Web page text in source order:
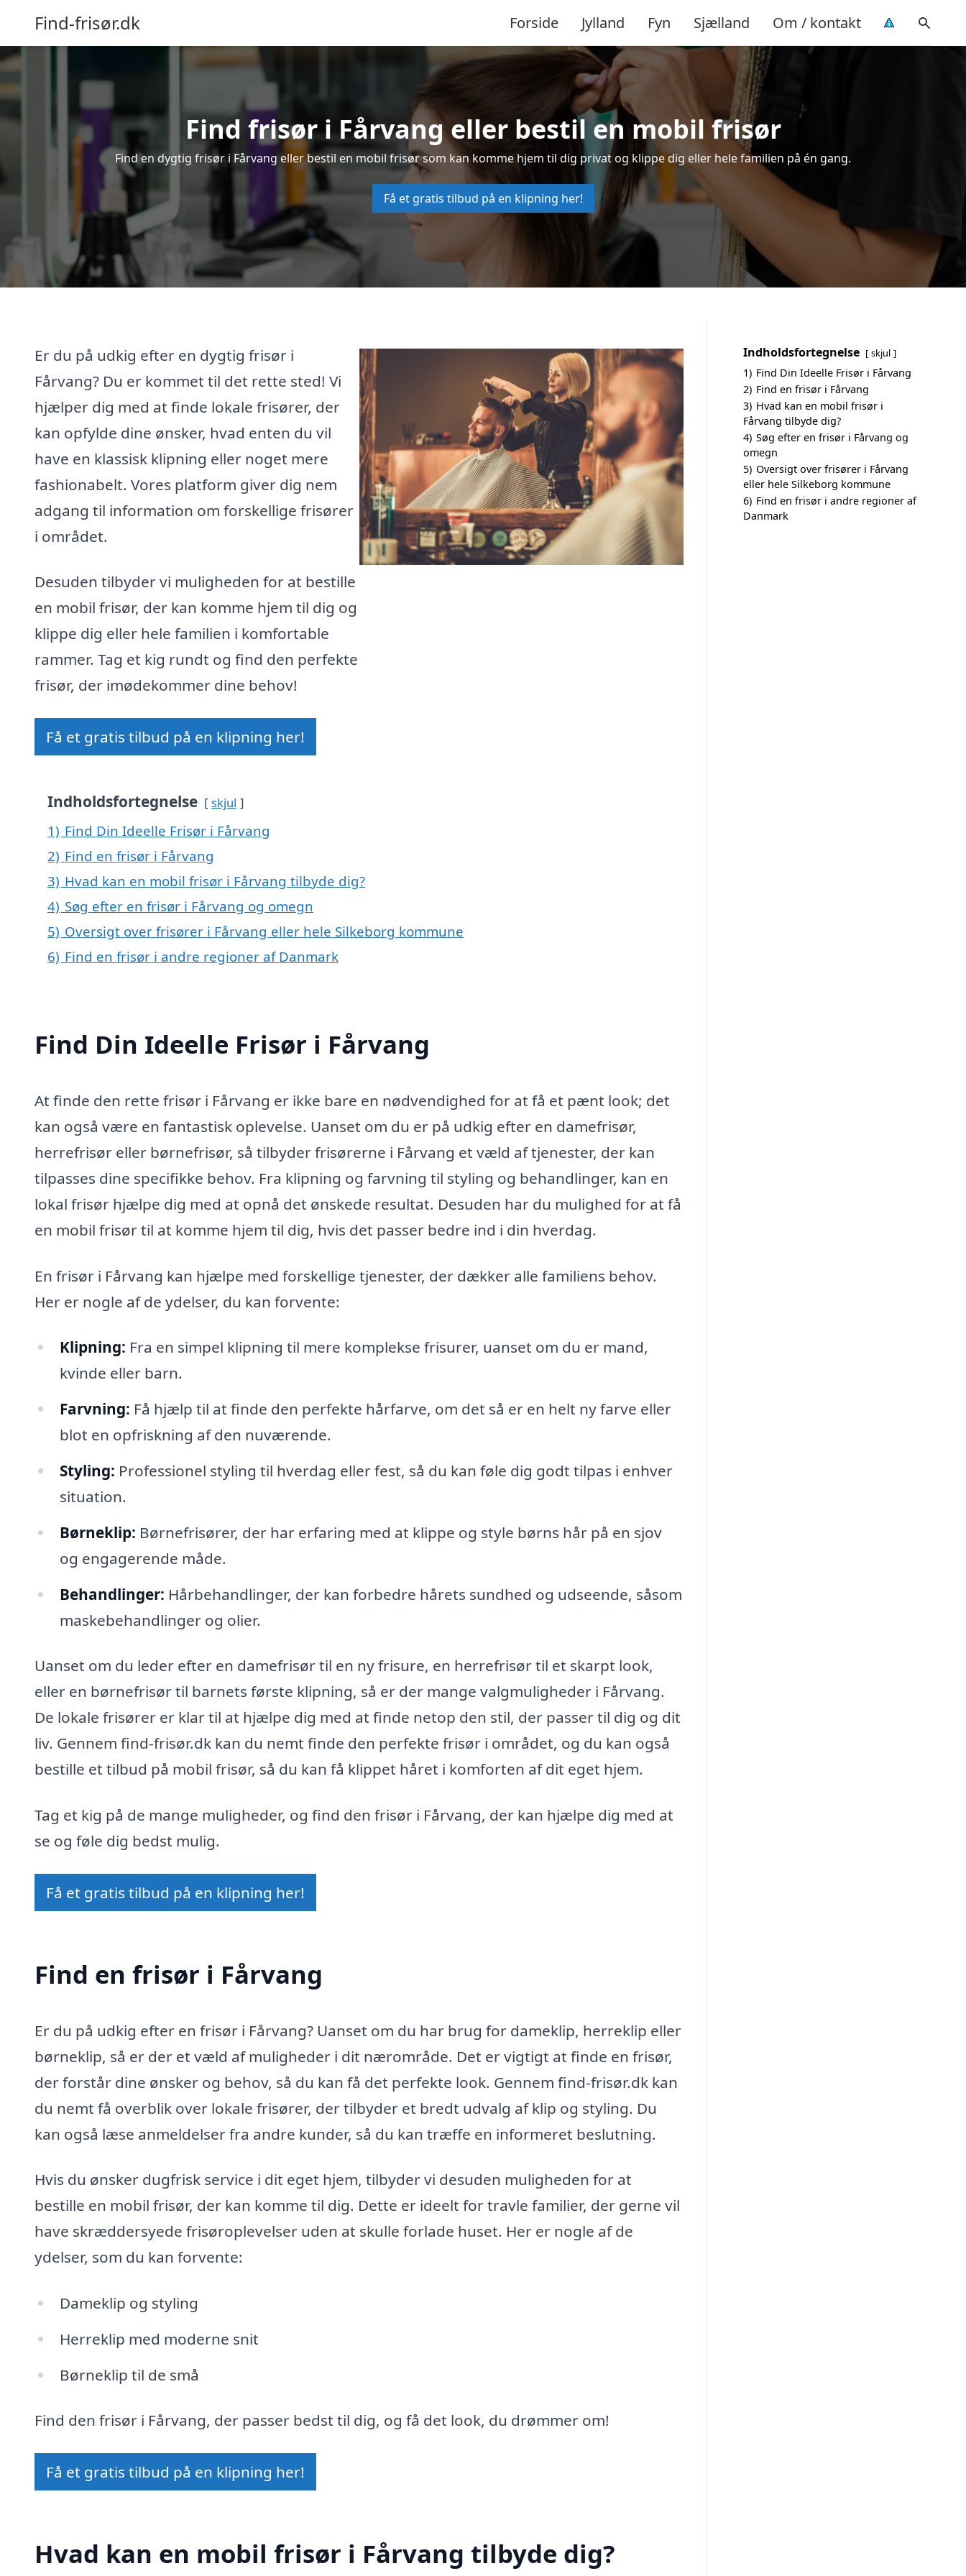
Find-frisør.dk Forside Jylland Fyn Sjælland Om / kontakt
Find frisør i Fårvang eller bestil en mobil frisør
Find en dygtig frisør i Fårvang eller bestil en mobil frisør som kan komme hjem til dig privat og klippe dig eller hele familien på én gang.
Få et gratis tilbud på en klipning her!
Er du på udkig efter en dygtig frisør i
Fårvang? Du er kommet til det rette sted! Vi
hjælper dig med at finde lokale frisører, der
kan opfylde dine ønsker, hvad enten du vil
have en klassisk klipning eller noget mere
fashionabelt. Vores platform giver dig nem
adgang til information om forskellige frisører
i området.
Desuden tilbyder vi muligheden for at bestille
en mobil frisør, der kan komme hjem til dig og
klippe dig eller hele familien i komfortable
rammer. Tag et kig rundt og find den perfekte
frisør, der imødekommer dine behov!
Få et gratis tilbud på en klipning her!
Indholdsfortegnelse skjul
1) Find Din Ideelle Frisør i Fårvang
2) Find en frisør i Fårvang
3) Hvad kan en mobil frisør i Fårvang tilbyde dig?
4) Søg efter en frisør i Fårvang og omegn
5) Oversigt over frisører i Fårvang eller hele Silkeborg kommune
6) Find en frisør i andre regioner af Danmark
Find Din Ideelle Frisør i Fårvang
At finde den rette frisør i Fårvang er ikke bare en nødvendighed for at få et pænt look; det
kan også være en fantastisk oplevelse. Uanset om du er på udkig efter en damefrisør,
herrefrisør eller børnefrisør, så tilbyder frisørerne i Fårvang et væld af tjenester, der kan
tilpasses dine specifikke behov. Fra klipning og farvning til styling og behandlinger, kan en
lokal frisør hjælpe dig med at opnå det ønskede resultat. Desuden har du mulighed for at få
en mobil frisør til at komme hjem til dig, hvis det passer bedre ind i din hverdag.
En frisør i Fårvang kan hjælpe med forskellige tjenester, der dækker alle familiens behov.
Her er nogle af de ydelser, du kan forvente:
Klipning: Fra en simpel klipning til mere komplekse frisurer, uanset om du er mand,
kvinde eller barn.
Farvning: Få hjælp til at finde den perfekte hårfarve, om det så er en helt ny farve eller
blot en opfriskning af den nuværende.
Styling: Professionel styling til hverdag eller fest, så du kan føle dig godt tilpas i enhver
situation.
Børneklip: Børnefrisører, der har erfaring med at klippe og style børns hår på en sjov
og engagerende måde.
Behandlinger: Hårbehandlinger, der kan forbedre hårets sundhed og udseende, såsom
maskebehandlinger og olier.
Uanset om du leder efter en damefrisør til en ny frisure, en herrefrisør til et skarpt look,
eller en børnefrisør til barnets første klipning, så er der mange valgmuligheder i Fårvang.
De lokale frisører er klar til at hjælpe dig med at finde netop den stil, der passer til dig og dit
liv. Gennem find-frisør.dk kan du nemt finde den perfekte frisør i området, og du kan også
bestille et tilbud på mobil frisør, så du kan få klippet håret i komforten af dit eget hjem.
Tag et kig på de mange muligheder, og find den frisør i Fårvang, der kan hjælpe dig med at
se og føle dig bedst mulig.
Få et gratis tilbud på en klipning her!
Find en frisør i Fårvang
Er du på udkig efter en frisør i Fårvang? Uanset om du har brug for dameklip, herreklip eller
børneklip, så er der et væld af muligheder i dit nærområde. Det er vigtigt at finde en frisør,
der forstår dine ønsker og behov, så du kan få det perfekte look. Gennem find-frisør.dk kan
du nemt få overblik over lokale frisører, der tilbyder et bredt udvalg af klip og styling. Du
kan også læse anmeldelser fra andre kunder, så du kan træffe en informeret beslutning.
Hvis du ønsker dugfrisk service i dit eget hjem, tilbyder vi desuden muligheden for at
bestille en mobil frisør, der kan komme til dig. Dette er ideelt for travle familier, der gerne vil
have skræddersyede frisøroplevelser uden at skulle forlade huset. Her er nogle af de
ydelser, som du kan forvente:
Dameklip og styling
Herreklip med moderne snit
Børneklip til de små
Find den frisør i Fårvang, der passer bedst til dig, og få det look, du drømmer om!
Få et gratis tilbud på en klipning her!
Hvad kan en mobil frisør i Fårvang tilbyde dig?
Indholdsfortegnelse skjul
1) Find Din Ideelle Frisør i Fårvang
2) Find en frisør i Fårvang
3) Hvad kan en mobil frisør i
Fårvang tilbyde dig?
4) Søg efter en frisør i Fårvang og
omegn
5) Oversigt over frisører i Fårvang
eller hele Silkeborg kommune
6) Find en frisør i andre regioner af
Danmark